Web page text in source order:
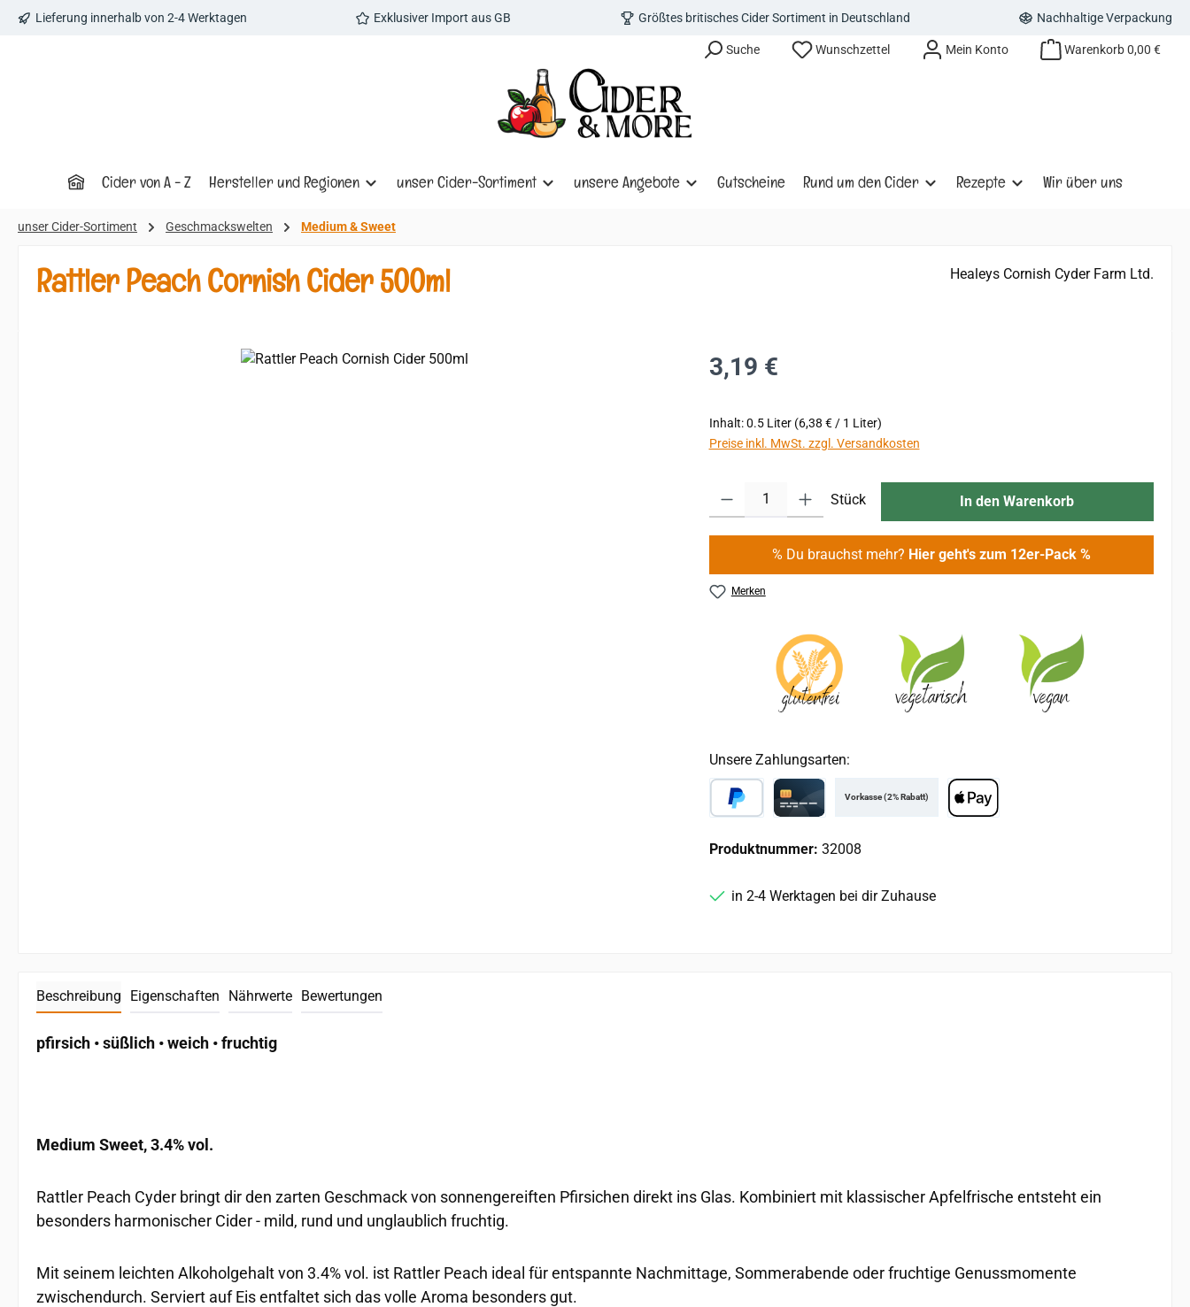
Hauptinhalt springen
Zur Suche springen
Zur Hauptnavigation springen
Lieferung innerhalb von 2-4 Werktagen Exklusiver Import aus GB Größtes britisches Cider Sortiment in Deutschland Nachhaltige Verpackung
Suche Wunschzettel Mein Konto Warenkorb0,00 €
Cider von A - Z Hersteller und Regionen unser Cider-Sortiment unsere Angebote Gutscheine Rund um den Cider Rezepte Wir über uns
unser Cider-Sortiment Geschmackswelten Medium & Sweet
Rattler Peach Cornish Cider 500ml Healeys Cornish Cyder Farm Ltd.
Regulärer Preis:
3,19 €
Inhalt:0.5 Liter (6,38 € / 1 Liter)
Preise inkl. MwSt. zzgl. Versandkosten
Produkt Anzahl: Gib den gewünschten Wert ein oder benutze die Schaltflächen um die
Stück In den Warenkorb
% Du brauchst mehr? Hier geht's zum 12er-Pack %
Merken
Unsere Zahlungsarten:
Vorkasse (2% Rabatt)
Produktnummer: 32008
in 2-4 Werktagen bei dir Zuhause
Beschreibung Eigenschaften Nährwerte Bewertungen
pfirsich • süßlich • weich • fruchtig
Medium Sweet, 3.4% vol.
Rattler Peach Cyder bringt dir den zarten Geschmack von sonnengereiften Pfirsichen direkt ins Glas. Kombiniert mit klassischer Apfelfrische entsteht ein
besonders harmonischer Cider - mild, rund und unglaublich fruchtig.
Mit seinem leichten Alkoholgehalt von 3.4% vol. ist Rattler Peach ideal für entspannte Nachmittage, Sommerabende oder fruchtige Genussmomente
zwischendurch. Serviert auf Eis entfaltet sich das volle Aroma besonders gut.